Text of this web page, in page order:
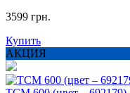
3599 грн.
Купить
АКЦИЯ